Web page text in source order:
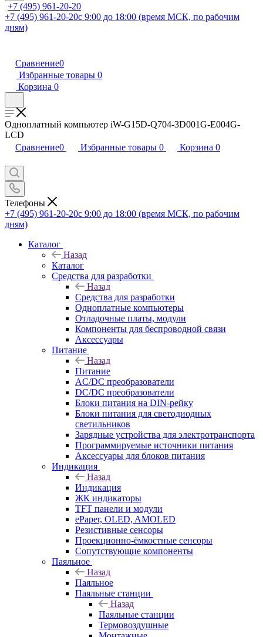
+7 (495) 961-20-20
+7 (495) 961-20-20с 9:00 до 18:00 (время МСК, по рабочим
дням)
Сравнение0
Избранные товары 0
Корзина 0
Одноплатный компьютер iW-G15D-Q704-3D001G-E004G-
LCD
Сравнение0 Избранные товары 0 Корзина 0
Телефоны
+7 (495) 961-20-20с 9:00 до 18:00 (время МСК, по рабочим
дням)
Каталог
Назад
Каталог
Средства для разработки
Назад
Средства для разработки
Одноплатные компьютеры
Отладочные платы, модули
Компоненты для беспроводной связи
Аксессуары
Питание
Назад
Питание
AC/DC преобразователи
DC/DC преобразователи
Блоки питания на DIN-рейку
Блоки питания для светодиодных
светильников
Зарядные устройства для электротранспорта
Программируемые источники питания
Аксессуары для блоков питания
Индикация
Назад
Индикация
ЖК индикаторы
TFT панели и модули
ePaper, OLED, AMOLED
Резистивные сенсоры
Проекционно-ёмкостные сенсоры
Сопутствующие компоненты
Паяльное
Назад
Паяльное
Паяльные станции
Назад
Паяльные станции
Термовоздушные